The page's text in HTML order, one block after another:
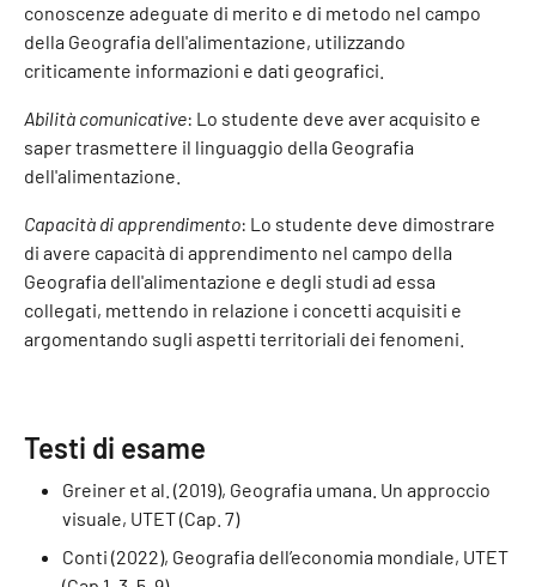
conoscenze adeguate di merito e di metodo nel campo
della Geografia dell'alimentazione, utilizzando
criticamente informazioni e dati geografici.
Abilità comunicative: Lo studente deve aver acquisito e
saper trasmettere il linguaggio della Geografia
dell'alimentazione.
Capacità di apprendimento: Lo studente deve dimostrare
di avere capacità di apprendimento nel campo della
Geografia dell'alimentazione e degli studi ad essa
collegati, mettendo in relazione i concetti acquisiti e
argomentando sugli aspetti territoriali dei fenomeni.
Testi di esame
Greiner et al. (2019), Geografia umana. Un approccio
visuale, UTET (Cap. 7)
Conti (2022), Geografia dell’economia mondiale, UTET